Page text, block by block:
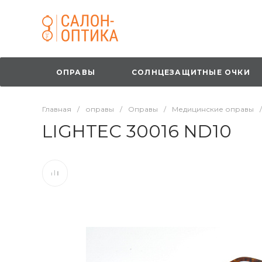
ОПРАВЫ СОЛНЦЕЗАЩИТНЫЕ ОЧКИ
Главная / оправы / Оправы / Медицинские оправы /
LIGHTEC 30016 ND10